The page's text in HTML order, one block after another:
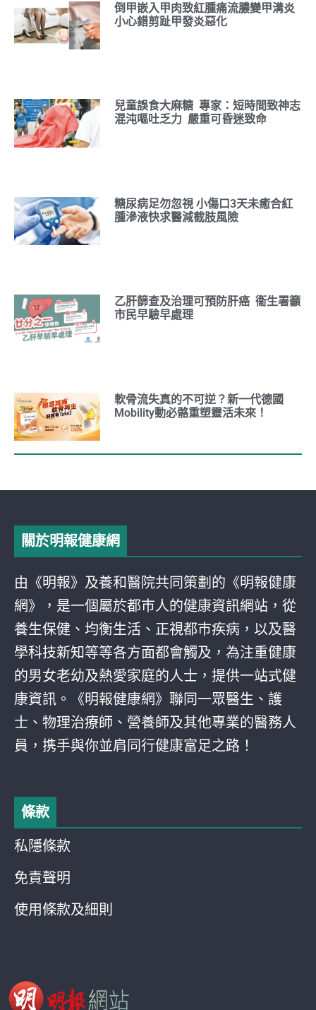
倒甲嵌入甲肉致紅腫痛流膿變甲溝炎
小心錯剪趾甲發炎惡化
兒童誤食大麻糖 專家：短時間致神志
混沌嘔吐乏力 嚴重可昏迷致命
糖尿病足勿忽視 小傷口3天未癒合紅
腫滲液快求醫減截肢風險
乙肝篩查及治理可預防肝癌 衞生署籲
市民早驗早處理
軟骨流失真的不可逆？新一代德國
Mobility動必骼重塑靈活未來！
關於明報健康網
由《明報》及養和醫院共同策劃的《明報健康
網》，是一個屬於都巿人的健康資訊網站，從
養生保健、均衡生活、正視都巿疾病，以及醫
學科技新知等等各方面都會觸及，為注重健康
的男女老幼及熱愛家庭的人士，提供一站式健
康資訊。《明報健康網》聯同一眾醫生、護
士、物理治療師、營養師及其他專業的醫務人
員，携手與你並肩同行健康富足之路！
條款
私隱條款
免責聲明
使用條款及細則